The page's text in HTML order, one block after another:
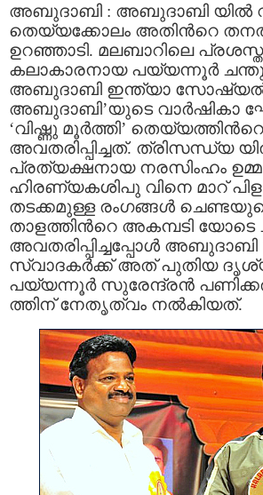
അബുദാബി : അബുദാബി യില്‍
തെയ്യക്കോലം അതിന്‍റെ
ഉറഞ്ഞാടി. മലബാറിലെ
കലാകാരനായ പയ്യന്നൂര്‍ ചന്തു
അബുദാബി ഇന്ത്യാ
അബുദാബി’യുടെ വാര്‍ഷികാ
‘വിഷ്ണു മൂര്‍ത്തി’
അവതരിപ്പിച്ചത്. ത്രിസന്ധ്യ
പ്രത്യക്ഷനായ നരസിംഹം ഉമ്മറ
ഹിരണ്യകശിപു വിനെ മാറ്
തടക്കമുള്ള രംഗങ്ങള്‍
താളത്തിന്‍റെ അകമ്പടി യോടെ
അവതരിപ്പിച്ചപ്പോള്‍ അബുദാബി
സ്വാദകര്‍ക്ക് അത് പുതിയ
പയ്യന്നൂര്‍ സുരേന്ദ്രന്‍
ത്തിന് നേതൃത്വം നല്‍കിയത്.